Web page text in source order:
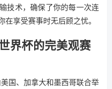
技术，确保了你的每一次连
享受赛事时无后顾之忧。
界杯的完美观赛
国、加拿大和墨西哥联合举